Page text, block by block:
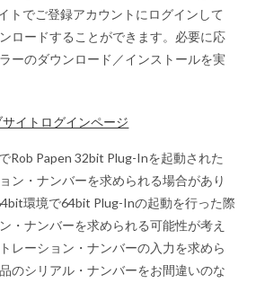
トでご登録アカウントにログインして
ロードすることができます。必要に応
ーのダウンロード／インストールを実
イトログインページ
Rob Papen 32bit Plug-Inを起動された
ン・ナンバーを求められる場合があり
環境で64bit Plug-Inの起動を行った際
・ナンバーを求められる可能性が考え
レーション・ナンバーの入力を求めら
のシリアル・ナンバーをお間違いのな